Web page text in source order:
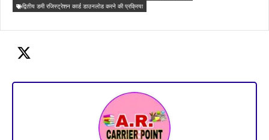
द्वितीय डमी रजिस्ट्रेशन कार्ड डाउनलोड करने की प्रक्रिया